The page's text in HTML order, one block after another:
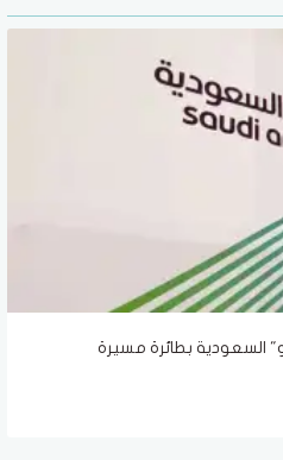
السعودية بطائرة مسيرة